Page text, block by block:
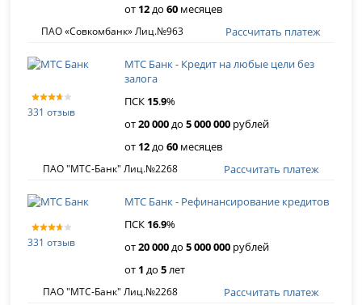
от 12до60 месяцев
ПАО «Совкомбанк» Лиц.№963 Рассчитать платеж
331 отзыв
МТС Банк - Кредит на любые цели без
залога
ПСК 15.9%
от20 000до5 000 000 рублей
от 12до60 месяцев
ПАО "МТС-Банк" Лиц.№2268 Рассчитать платеж
331 отзыв
МТС Банк - Рефинансирование кредитов
ПСК 16.9%
от20 000до5 000 000 рублей
от 1 до5лет
ПАО "МТС-Банк" Лиц.№2268 Рассчитать платеж